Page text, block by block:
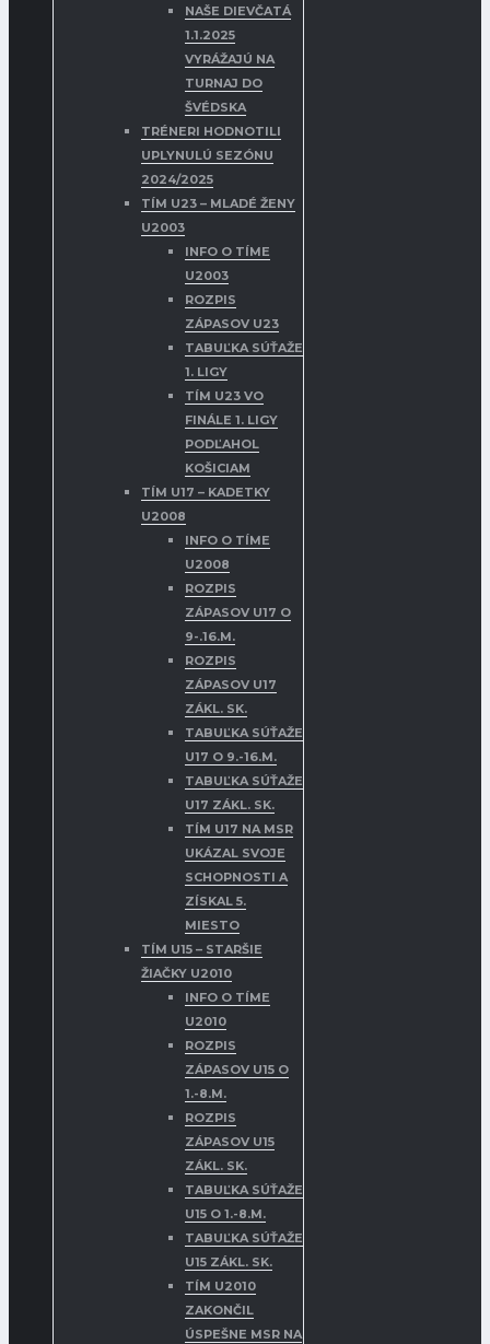
NAŠE DIEVČATÁ
1.1.2025
VYRÁŽAJÚ NA
TURNAJ DO
ŠVÉDSKA
TRÉNERI HODNOTILI
UPLYNULÚ SEZÓNU
2024/2025
TÍM U23 – MLADÉ ŽENY
U2003
INFO O TÍME
U2003
ROZPIS
ZÁPASOV U23
TABUĽKA SÚŤAŽE
1. LIGY
TÍM U23 VO
FINÁLE 1. LIGY
PODĽAHOL
KOŠICIAM
TÍM U17 – KADETKY
U2008
INFO O TÍME
U2008
ROZPIS
ZÁPASOV U17 O
9-.16.M.
ROZPIS
ZÁPASOV U17
ZÁKL. SK.
TABUĽKA SÚŤAŽE
U17 O 9.-16.M.
TABUĽKA SÚŤAŽE
U17 ZÁKL. SK.
TÍM U17 NA MSR
UKÁZAL SVOJE
SCHOPNOSTI A
ZÍSKAL 5.
MIESTO
TÍM U15 – STARŠIE
ŽIAČKY U2010
INFO O TÍME
U2010
ROZPIS
ZÁPASOV U15 O
1.-8.M.
ROZPIS
ZÁPASOV U15
ZÁKL. SK.
TABUĽKA SÚŤAŽE
U15 O 1.-8.M.
TABUĽKA SÚŤAŽE
U15 ZÁKL. SK.
TÍM U2010
ZAKONČIL
ÚSPEŠNE MSR NA